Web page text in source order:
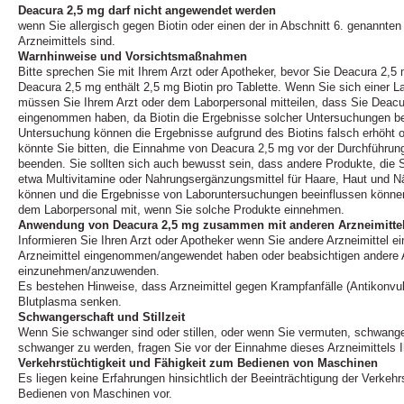
Deacura 2,5 mg darf nicht angewendet werden
wenn Sie allergisch gegen Biotin oder einen der in Abschnitt 6.
Arzneimittels sind.
Warnhinweise und Vorsichtsmaßnahmen
Bitte sprechen Sie mit Ihrem Arzt oder Apotheker, bevor Sie Deacura 2,5
Deacura 2,5 mg enthält 2,5 mg Biotin pro Tablette. Wenn Sie sich einer
müssen Sie Ihrem Arzt oder dem Laborpersonal mitteilen, dass Sie
eingenommen haben, da Biotin die Ergebnisse solcher Untersuchungen
Untersuchung können die Ergebnisse aufgrund des Biotins falsch erhöht
könnte Sie bitten, die Einnahme von Deacura 2,5 mg vor der
beenden. Sie sollten sich auch bewusst sein, dass andere Produkte, die
etwa Multivitamine oder Nahrungsergänzungsmittel für Haare, Haut und
können und die Ergebnisse von Laboruntersuchungen beeinflussen
dem Laborpersonal mit, wenn Sie solche Produkte einnehmen.
Anwendung von Deacura 2,5 mg zusammen mit anderen
Informieren Sie Ihren Arzt oder Apotheker wenn Sie andere Arzneimittel
Arzneimittel eingenommen/angewendet haben oder beabsichtigen andere
einzunehmen/anzuwenden.
Es bestehen Hinweise, dass Arzneimittel gegen Krampfanfälle
Blutplasma senken.
Schwangerschaft und Stillzeit
Wenn Sie schwanger sind oder stillen, oder wenn Sie vermuten,
schwanger zu werden, fragen Sie vor der Einnahme dieses Arzneimittels
Verkehrstüchtigkeit und Fähigkeit zum Bedienen von Maschinen
Es liegen keine Erfahrungen hinsichtlich der Beeinträchtigung der
Bedienen von Maschinen vor.